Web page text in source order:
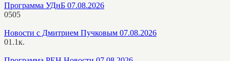
Программа УДнБ 07.08.2026
0505
Новости с Дмитрием Пучковым 07.08.2026
01.1к.